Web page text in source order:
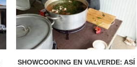
SHOWCOOKING EN VALVERDE: ASÍ